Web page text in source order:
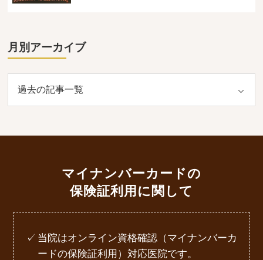
月別アーカイブ
マイナンバーカードの
保険証利用に関して
当院はオンライン資格確認（マイナンバーカ
ードの保険証利用）対応医院です。